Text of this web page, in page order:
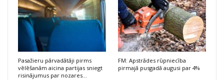
Pasažieru pārvadātāji pirms
vēlēšanām aicina partijas sniegt
risinājumus par nozares…
FM: Apstrādes rūpniecība
pirmajā pusgadā augusi par 4%